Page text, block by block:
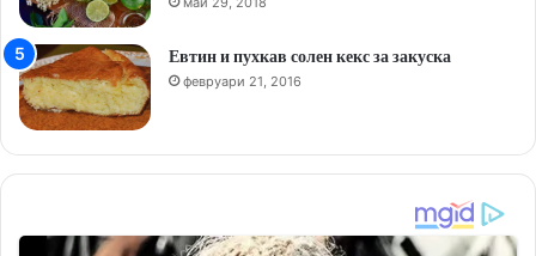
Евтин и пухкав солен кекс за закуска
февруари 21, 2016